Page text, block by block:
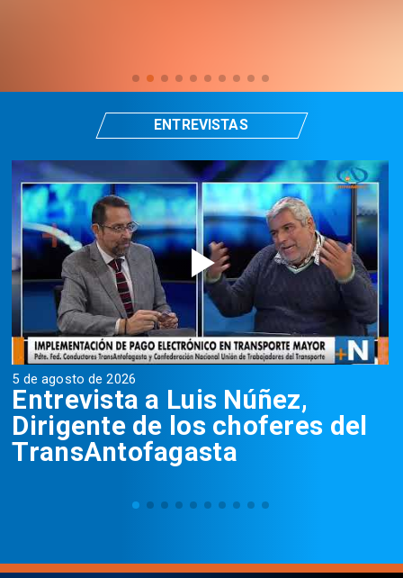
5 de agosto de 2026
Entrevista a Luis Núñez,
Dirigente de los choferes del
TransAntofagasta
ENTREVISTAS